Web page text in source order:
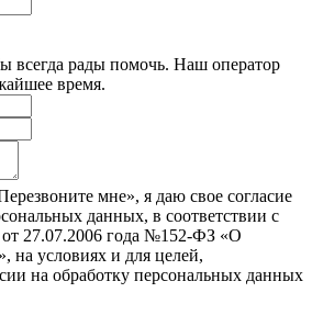
всегда рады помочь. Наш оператор
время.
мне», я даю свое согласие
данных, в соответствии с
27.07.2006 года №152-ФЗ «О
на условиях и для целей,
на обработку персональных данных